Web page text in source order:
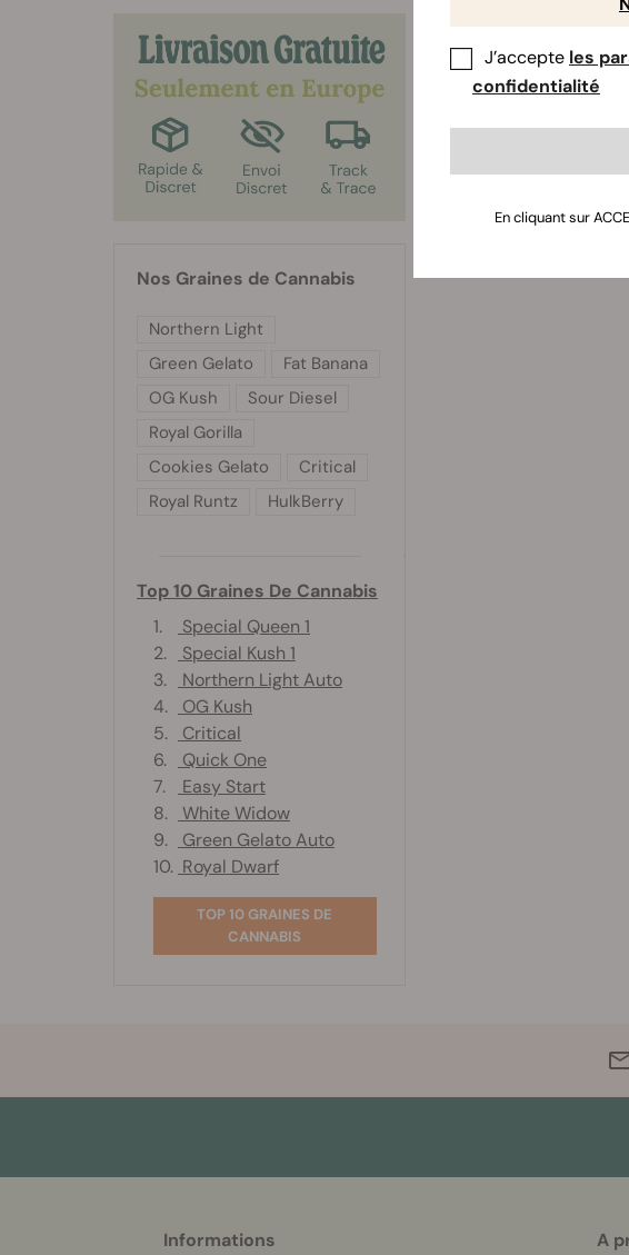
tolère toutes sortes
obtiendrez autour de
Nos Graines de Cannabis
Northern Light
Green Gelato
Fat Banana
OG Kush
Sour Diesel
Royal Gorilla
Cookies Gelato
Critical
Royal Runtz
HulkBerry
Top 10 Graines De Cannabis
1.
Special Queen 1
2.
Special Kush 1
3.
Northern Light Auto
4.
OG Kush
5.
Critical
6.
Quick One
7.
Easy Start
8.
White Widow
9.
Green Gelato Auto
10. Royal Dwarf
TOP 10 GRAINES DE
CANNABIS
Informations A
J’accepte les
confidentialité
En cliquant sur